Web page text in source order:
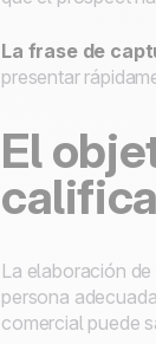
La frase de
presentar
El
La elaboración
persona
comercial puede